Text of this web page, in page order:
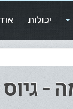
יכולות
-